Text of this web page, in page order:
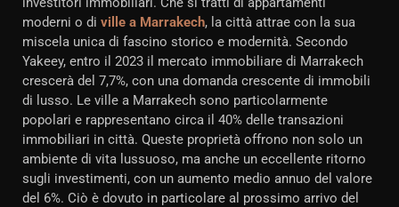
moderni o di ville a Marrakech, la città attrae con la sua
miscela unica di fascino storico e modernità. Secondo
Yakeey, entro il 2023 il mercato immobiliare di Marrakech
crescerà del 7,7%, con una domanda crescente di immobili
di lusso. Le ville a Marrakech sono particolarmente
popolari e rappresentano circa il 40% delle transazioni
immobiliari in città. Queste proprietà offrono non solo un
ambiente di vita lussuoso, ma anche un eccellente ritorno
sugli investimenti, con un aumento medio annuo del valore
del 6%. Ciò è dovuto in particolare al prossimo arrivo del